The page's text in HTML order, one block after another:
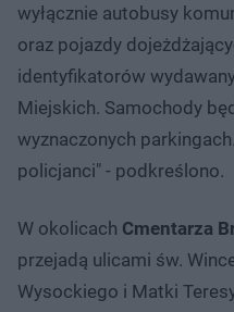
wyłącznie autobusy
oraz pojazdy
identyfikatorów
Miejskich. Samochody
wyznaczonych
policjanci" - podkreślono.
W okolicach Cmentarza
przejadą ulicami św.
Wysockiego i Matki